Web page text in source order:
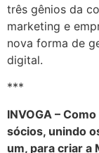
três gênios da
marketing e
nova forma de
digital.
***
INVOGA –
sócios, unindo
um, para criar a